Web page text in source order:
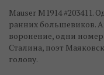
Mauser M1914
ранних большевиков.
воронение, одни
Сталина, поэт
голову.